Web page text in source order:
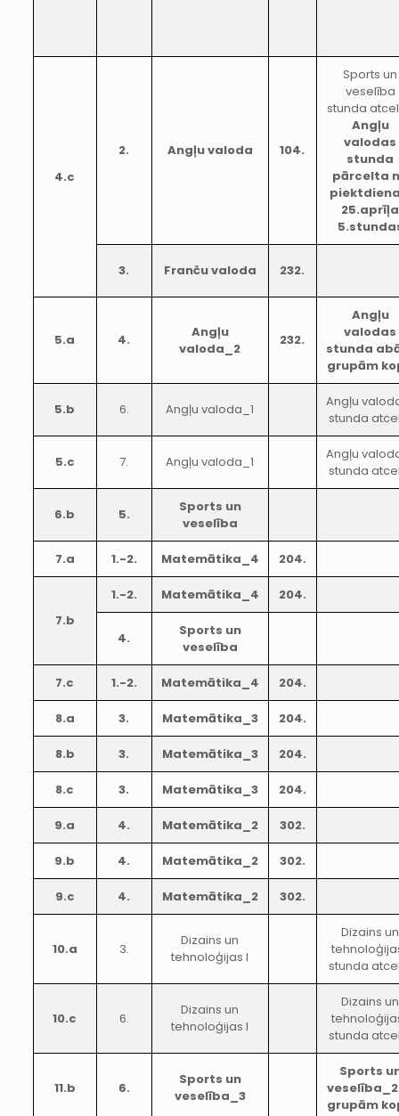
4.c
2. Angļu valoda 104.
Sports un
veselība
stunda
Angļu
valodas
stunda
pārcelta
25.aprīļa
3. Franču valoda 232.
5.a 4.
Angļu
valoda_2
232.
Angļu
valodas
stunda
grupām
5.b 6. Angļu valoda_1
Angļu
stunda
5.c 7. Angļu valoda_1
Angļu
stunda
6.b 5.
Sports un
veselība
7.a 1.-2. Matemātika_4 204.
7.b
1.-2. Matemātika_4 204.
4.
Sports un
veselība
7.c 1.-2. Matemātika_4 204.
8.a 3. Matemātika_3 204.
8.b 3. Matemātika_3 204.
8.c 3. Matemātika_3 204.
9.a 4. Matemātika_2 302.
9.b 4. Matemātika_2 302.
9.c 4. Matemātika_2 302.
10.a 3.
Dizains un
tehnoloģijas I
Dizains un
stunda
10.c 6.
Dizains un
tehnoloģijas I
Dizains un
stunda
11.b 6.
Sports un
veselība_3
Sports
grupām